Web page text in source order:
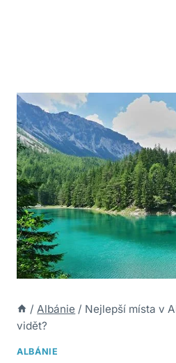
/ Albánie / Nejlepší místa v
vidět?
ALBÁNIE